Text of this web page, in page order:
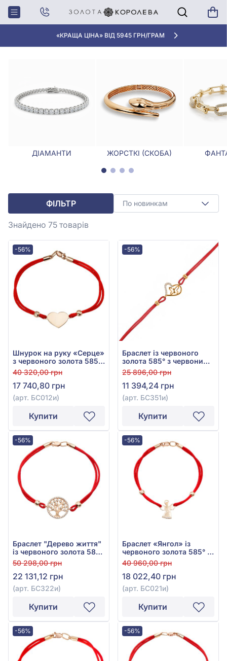
«КРАЩА ЦІНА» ВІД 5945 ГРН/ГРАМ
Головна Браслети Браслети червоного кольору
БРАСЛЕТИ ЧЕРВОНОГО КОЛЬОРУ
ДІАМАНТИ ЖОРСТКІ (СКОБА)
ФІЛЬТР По новинкам
Знайдено 75 товарів
-56%
Шнурок на руку «Серце»
з червоного золота 585°,
без вставки, арт. БС012и
40 320,00 грн
17 740,80 грн
(арт. БС012и)
Купити
-56%
Браслет із червоного
золота 585° з червоним
фіанітом та текстилем,
арт. БС351и
25 896,00 грн
11 394,24 грн
(арт. БС351и)
Купити
-56%
Браслет "Дерево життя"
із червоного золота 585°
з фіанітом/куб.цирконієм
червоним текстилем,
арт. БС322и
50 298,00 грн
22 131,12 грн
(арт. БС322и)
Купити
-56%
Браслет «Янгол» із
червоного золота 585° з
фіанітом/куб.цирконієм
червоним та текстилем,
арт. БС021и
40 960,00 грн
18 022,40 грн
(арт. БС021и)
Купити
-56% -56%